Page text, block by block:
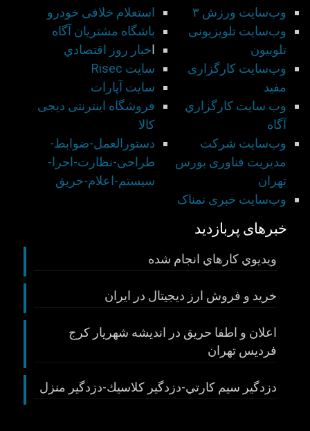
استعلام خلافی خودرو
باشگاه مشتريان آگاه
اخبار روز اقتصادي
سايت Risec
سايت آپارات
فروشگاه اینترنتی دیجی
کالا
دستورالعمل-ضوابط-
طراحی-نظارت-اجرا-
سيستم-اعلام-حريق
وب‌سایت ورزش ۳
وب‌سایت تلویزیونی
تلوبیون
وب‌سایت کارگزاری
مفید
وب سايت كارگزاري
آگاه
وب‌سایت شركت
مديريت فناوری بورس
تهران
وب‌سایت خبری نمناک
خبرهای پربازدید
ويديوي كارهاي انجام شده
خريد و فروش ارز ديجيتال در ايران
اعلان و اطفا حريق در انديشه شهريار كرج
فرديس تهران
دزدگير سيم كارتي-دزدگير كلاسيك-دزدگير منزل